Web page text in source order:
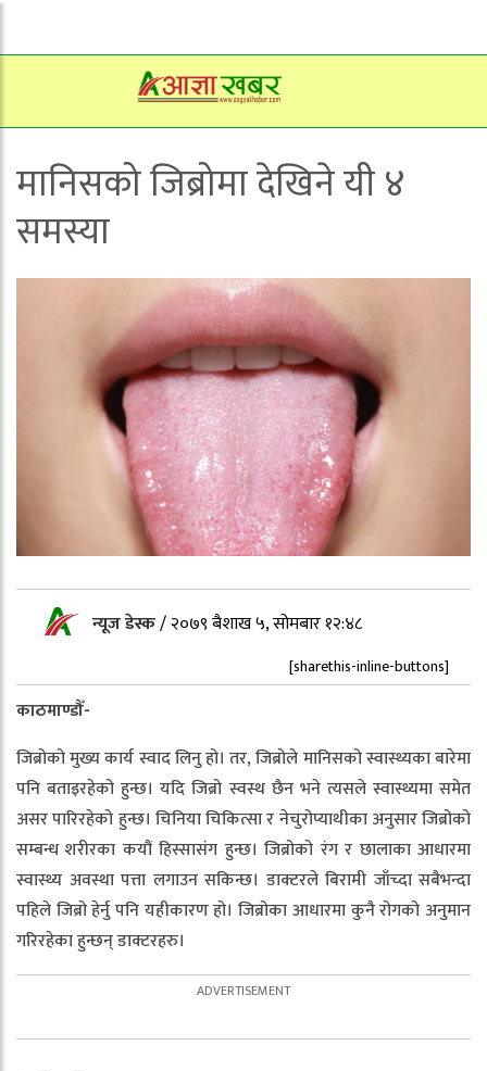
मानिसको जिब्रोमा देखिने यी ४
समस्या
न्यूज डेस्क/२०७९ बैशाख ५, सोमबार १२:४८
[sharethis-inline-buttons]
काठमाण्डौँ-
जिब्रोको मुख्य कार्य स्वाद लिनु हो। तर, जिब्रोले मानिसको स्वास्थ्यका बारेमा
पनि बताइरहेको हुन्छ। यदि जिब्रो स्वस्थ छैन भने त्यसले स्वास्थ्यमा समेत
असर पारिरहेको हुन्छ। चिनिया चिकित्सा र नेचुरोप्याथीका अनुसार जिब्रोको
सम्बन्ध शरीरका कयौं हिस्सासंग हुन्छ। जिब्रोको रंग र छालाका आधारमा
स्वास्थ्य अवस्था पत्ता लगाउन सकिन्छ। डाक्टरले बिरामी जाँच्दा सबैभन्दा
पहिले जिब्रो हेर्नु पनि यहीकारण हो। जिब्रोका आधारमा कुनै रोगको अनुमान
गरिरहेका हुन्छन् डाक्टरहरु।